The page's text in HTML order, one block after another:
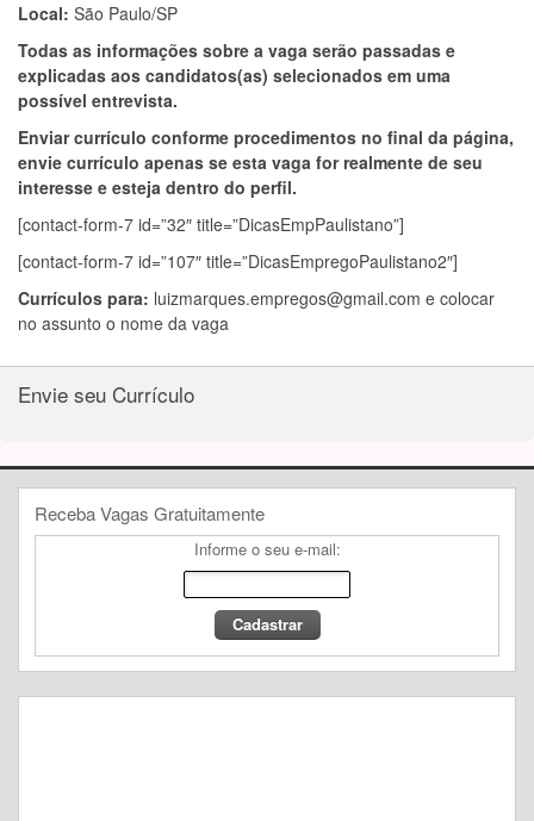
Local: São Paulo/SP
Todas as informações sobre a vaga serão passadas e
explicadas aos candidatos(as) selecionados em uma
possível entrevista.
Enviar currículo conforme procedimentos no final da página,
envie currículo apenas se esta vaga for realmente de seu
interesse e esteja dentro do perfil.
[contact-form-7 id=”32″ title=”DicasEmpPaulistano”]
[contact-form-7 id=”107″ title=”DicasEmpregoPaulistano2″]
Currículos para: luizmarques.empregos@gmail.com e colocar
no assunto o nome da vaga
Envie seu Currículo
Receba Vagas Gratuitamente
Informe o seu e-mail: